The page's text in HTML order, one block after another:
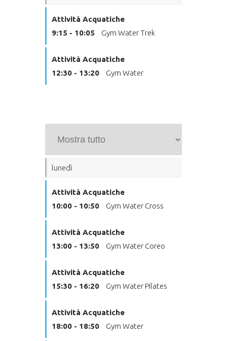
Attività Acquatiche
9:15 - 10:05
Gym Water Trek
Attività Acquatiche
12:30 - 13:20
Gym Water
lunedì
Attività Acquatiche
10:00 - 10:50
Gym Water Cross
Attività Acquatiche
13:00 - 13:50
Gym Water Coreo
Attività Acquatiche
15:30 - 16:20
Gym Water Pilates
Attività Acquatiche
18:00 - 18:50
Gym Water